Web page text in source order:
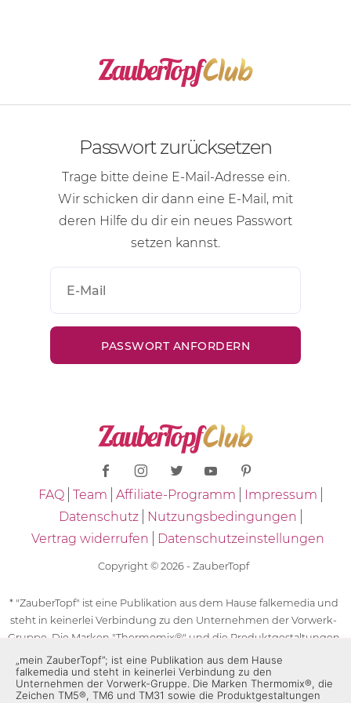
Passwort zurücksetzen
Trage bitte deine E-Mail-Adresse ein.
Wir schicken dir dann eine E-Mail , mit
deren Hilfe du dir ein neues Passwort
setzen kannst.
FAQ Team Affiliate-Programm
Impressum
Datenschutz
Nutzungsbedingungen
Vertrag widerrufen
Datenschutzeinstellungen
Copyright © 2026 - ZauberTopf
* "ZauberTopf" ist eine Publikation aus dem Hause falkemedia und
steht in keinerlei Verbindung zu den Unternehmen der Vorwerk-
Gruppe. Die Marken "Thermomix®" und die Produktgestaltungen
des "Thermomix®" sind eingetragene Marken der Unternehmen
der Vorwerk-Gruppe. Die Marken Thermomix®, die Zeichen TM5®,
TM6 und TM31 sowie die Produktgestaltungen des Thermomix®
„mein ZauberTopf”; ist eine Publikation aus dem Hause
falkemedia und steht in keinerlei Verbindung zu den
Unternehmen der Vorwerk-Gruppe. Die Marken Thermomix®, die
Zeichen TM5®, TM6 und TM31 sowie die Produktgestaltungen